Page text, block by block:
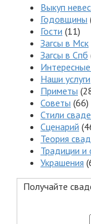
Выкуп
Годовщины
Гости (11)
Загсы в Мск
Загсы в Спб
Наши услуги
Приметы
Советы (66)
Стили
Сценарий
Теория
Традиции и
Украшения
Получайте